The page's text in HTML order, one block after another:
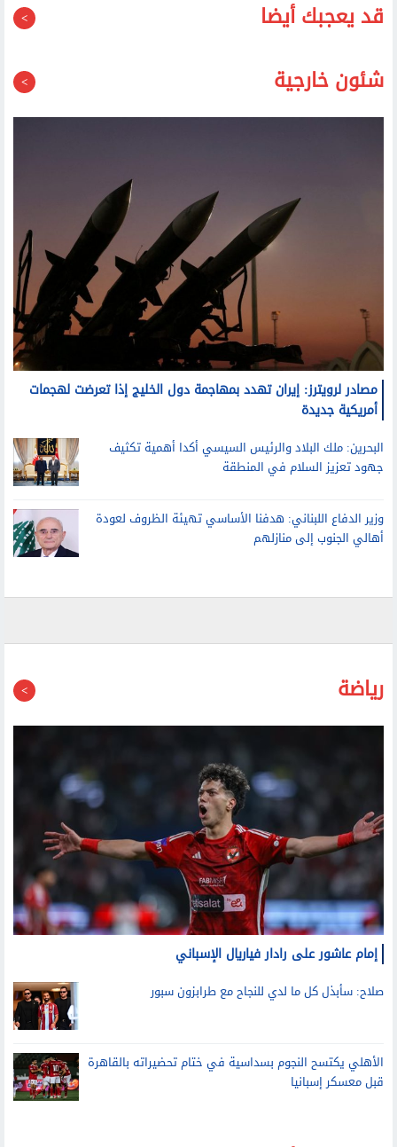
قد يعجبك أيضا
شئون خارجية
مصادر لرويترز: إيران تهدد بمهاجمة دول الخليج إذا تعرضت لهجمات
أمريكية جديدة
البحرين: ملك البلاد والرئيس السيسي أكدا أهمية تكثيف
جهود تعزيز السلام في المنطقة
وزير الدفاع اللبناني: هدفنا الأساسي تهيئة الظروف لعودة
أهالي الجنوب إلى منازلهم
رياضة
إمام عاشور على رادار فياريال الإسباني
صلاح: سأبذل كل ما لدي للنجاح مع طرابزون سبور
الأهلي يكتسح النجوم بسداسية في ختام تحضيراته بالقاهرة
قبل معسكر إسبانيا